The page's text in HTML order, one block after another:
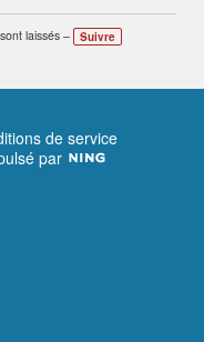
laissés – Suivre
de service
par